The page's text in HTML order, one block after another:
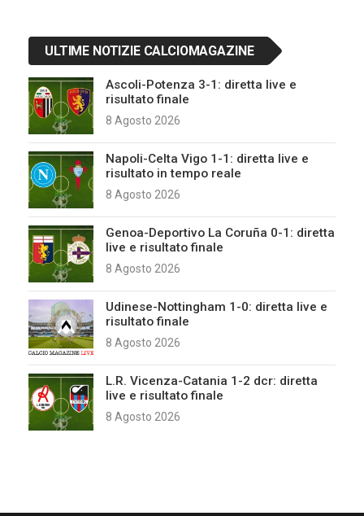
ULTIME NOTIZIE CALCIOMAGAZINE
Ascoli-Potenza 3-1: diretta live e
risultato finale
8 Agosto 2026
Napoli-Celta Vigo 1-1: diretta live e
risultato in tempo reale
8 Agosto 2026
Genoa-Deportivo La Coruña 0-1: diretta
live e risultato finale
8 Agosto 2026
Udinese-Nottingham 1-0: diretta live e
risultato finale
8 Agosto 2026
L.R. Vicenza-Catania 1-2 dcr: diretta
live e risultato finale
8 Agosto 2026